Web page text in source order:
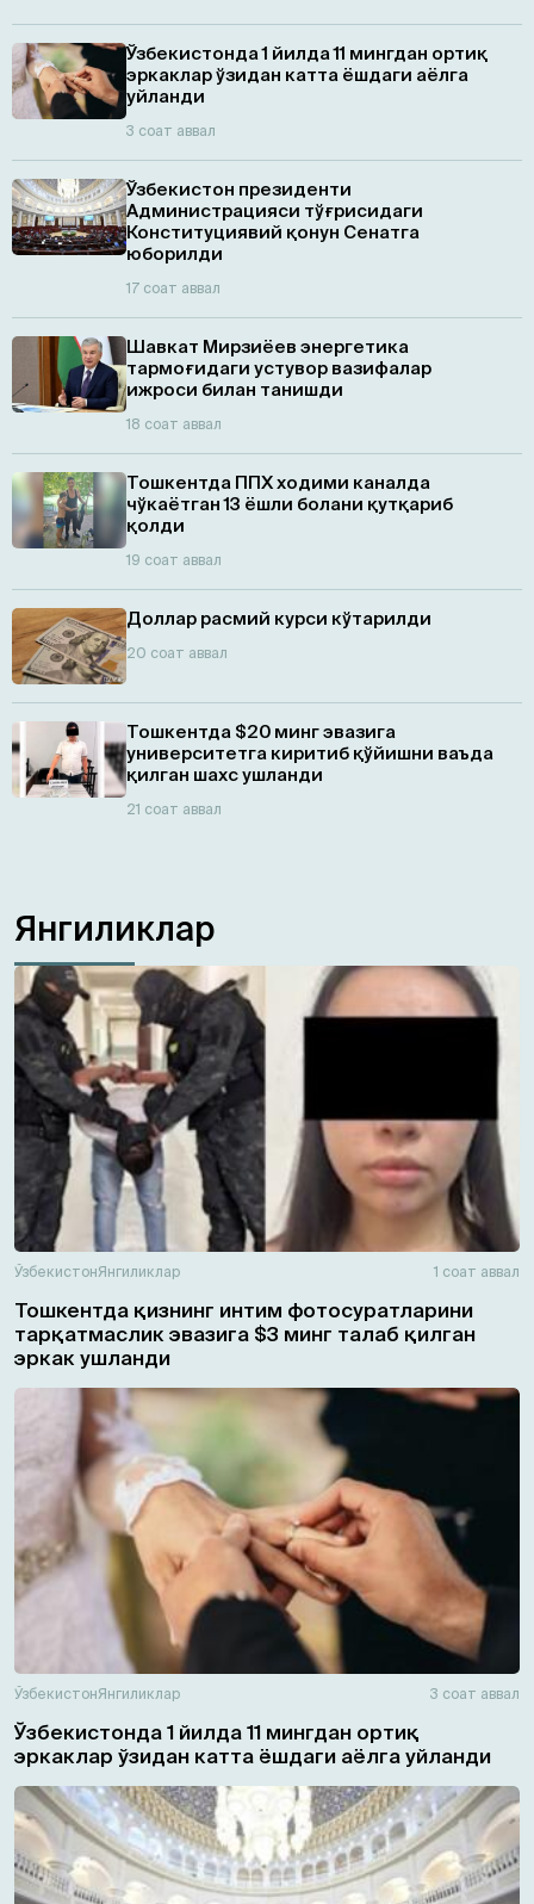
Ўзбекистонда 1 йилда 11 мингдан ортиқ
эркаклар ўзидан катта ёшдаги аёлга
уйланди
3 соат аввал
Ўзбекистон президенти
Администрацияси тўғрисидаги
Конституциявий қонун Сенатга
юборилди
17 соат аввал
Шавкат Мирзиёев энергетика
тармоғидаги устувор вазифалар
ижроси билан танишди
18 соат аввал
Тошкентда ППХ ходими каналда
чўкаётган 13 ёшли болани қутқариб
қолди
19 соат аввал
Доллар расмий курси кўтарилди
20 соат аввал
Тошкентда $20 минг эвазига
университетга киритиб қўйишни ваъда
қилган шахс ушланди
21 соат аввал
Янгиликлар
ЎзбекистонЯнгиликлар 1 соат аввал
Тошкентда қизнинг интим фотосуратларини
тарқатмаслик эвазига $3 минг талаб қилган
эркак ушланди
ЎзбекистонЯнгиликлар 3 соат аввал
Ўзбекистонда 1 йилда 11 мингдан ортиқ
эркаклар ўзидан катта ёшдаги аёлга уйланди